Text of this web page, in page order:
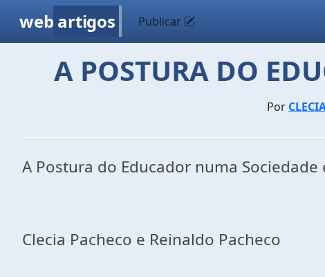
web artigos Publicar
A POSTURA DO
Por
A Postura do Educador numa Sociedade
Clecia Pacheco e Reinaldo Pacheco